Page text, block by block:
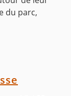
du parc,